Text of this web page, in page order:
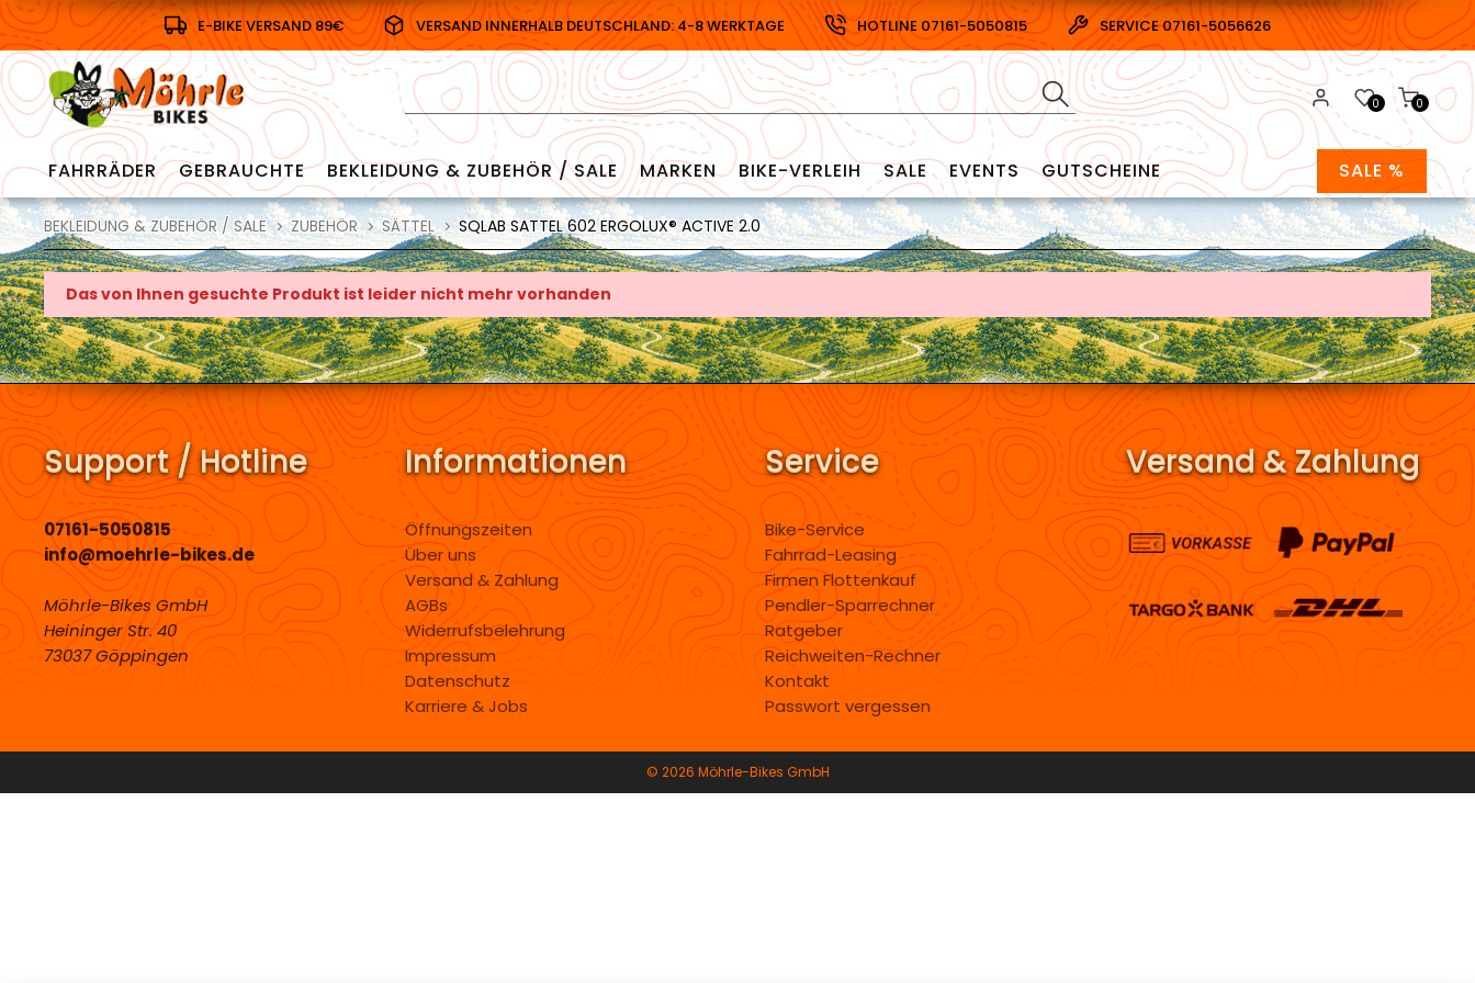
E-BIKE VERSAND 89€ VERSAND INNERHALB DEUTSCHLAND: 4-8 WERKTAGE HOTLINE 07161-5050815 SERVICE 07161-5056626
0
0
FAHRRÄDER GEBRAUCHTE BEKLEIDUNG & ZUBEHÖR / SALE MARKEN BIKE-VERLEIH SALE EVENTS GUTSCHEINE SALE %
BEKLEIDUNG & ZUBEHÖR / SALE ZUBEHÖR SÄTTEL SQLAB SATTEL 602 ERGOLUX® ACTIVE 2.0
Das von Ihnen gesuchte Produkt ist leider nicht mehr vorhanden
Support / Hotline
07161-5050815
info@moehrle-bikes.de
Möhrle-Bikes GmbH
Heininger Str. 40
73037 Göppingen
Informationen
Öffnungszeiten
Über uns
Versand & Zahlung
AGBs
Widerrufsbelehrung
Impressum
Datenschutz
Karriere & Jobs
Service
Bike-Service
Fahrrad-Leasing
Firmen Flottenkauf
Pendler-Sparrechner
Ratgeber
Reichweiten-Rechner
Kontakt
Passwort vergessen
Versand & Zahlung
© 2026 Möhrle-Bikes GmbH